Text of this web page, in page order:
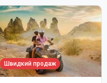
Швидкий продаж